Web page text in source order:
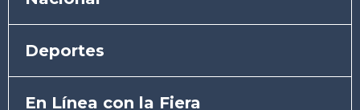
Deportes
En Línea con la Fiera